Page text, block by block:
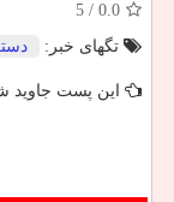
0.0
/ 5
تگهای خبر:
این پست جاوید